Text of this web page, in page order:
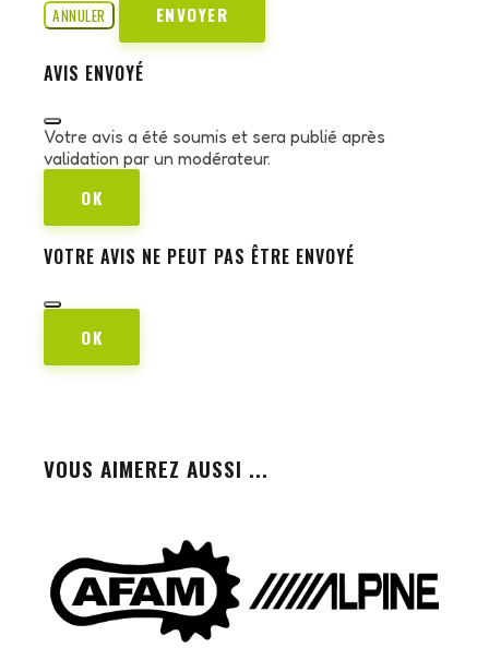
ANNULER ENVOYER
AVIS ENVOYÉ
Votre avis a été soumis et sera publié après
validation par un modérateur.
OK
VOTRE AVIS NE PEUT PAS ÊTRE ENVOYÉ
OK
VOUS AIMEREZ AUSSI ...